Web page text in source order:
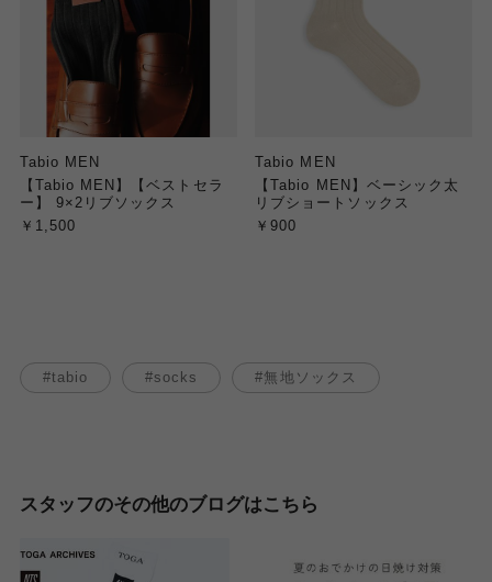
Tabio MEN
【Tabio MEN】【ベストセラ
ー】 9×2リブソックス
￥1,500
Tabio MEN
【Tabio MEN】ベーシック太
リブショートソックス
￥900
tabio socks 無地ソックス
スタッフのその他のブログはこちら